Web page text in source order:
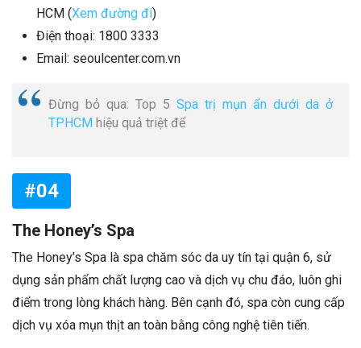
HCM (Xem đường đi)
Điện thoại: 1800 3333
Email: seoulcenter.com.vn
Đừng bỏ qua: Top 5 Spa trị mụn ẩn dưới da ở
TPHCM hiệu quả triệt để
#04
The Honey’s Spa
The Honey’s Spa là spa chăm sóc da uy tín tại quận 6, sử
dụng sản phẩm chất lượng cao và dịch vụ chu đáo, luôn ghi
điểm trong lòng khách hàng. Bên cạnh đó, spa còn cung cấp
dịch vụ xóa mụn thịt an toàn bằng công nghệ tiên tiến.